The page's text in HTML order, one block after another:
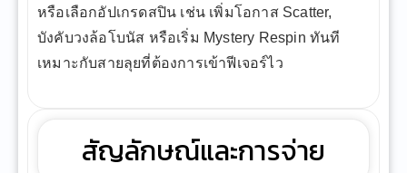
หรือเลือกอัปเกรดสปิน เช่น เพิ่มโอกาส Scatter,
บังคับวงล้อโบนัส หรือเริ่ม Mystery Respin ทันที
เหมาะกับสายลุยที่ต้องการเข้าฟีเจอร์ไว
สัญลักษณ์และการจ่าย